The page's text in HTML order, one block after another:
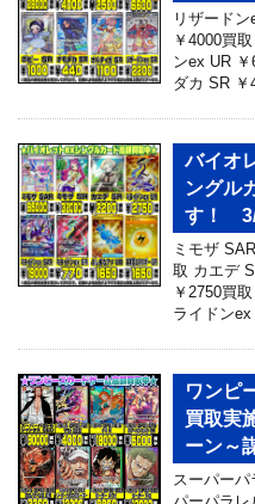
リザード
￥4000買
ンex UR
ダカ SR
バイオ
ングル
す！ 3/
ミモザ
取 カエデ
￥2750買
ライドン
ワンピ
買取実
ーン～
スーパー